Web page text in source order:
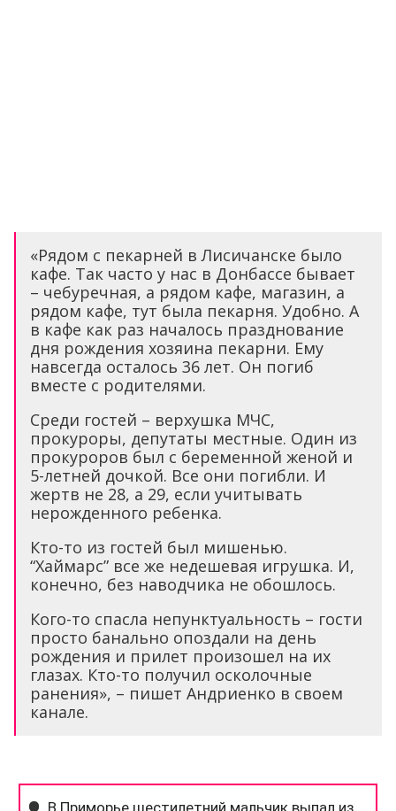
«Рядом с пекарней в Лисичанске было
кафе. Так часто у нас в Донбассе бывает
– чебуречная, а рядом кафе, магазин, а
рядом кафе, тут была пекарня. Удобно. А
в кафе как раз началось празднование
дня рождения хозяина пекарни. Ему
навсегда осталось 36 лет. Он погиб
вместе с родителями.
Среди гостей – верхушка МЧС,
прокуроры, депутаты местные. Один из
прокуроров был с беременной женой и
5-летней дочкой. Все они погибли. И
жертв не 28, а 29, если учитывать
нерожденного ребенка.
Кто-то из гостей был мишенью.
“Хаймарс” все же недешевая игрушка. И,
конечно, без наводчика не обошлось.
Кого-то спасла непунктуальность – гости
просто банально опоздали на день
рождения и прилет произошел на их
глазах. Кто-то получил осколочные
ранения», – пишет Андриенко в своем
канале.